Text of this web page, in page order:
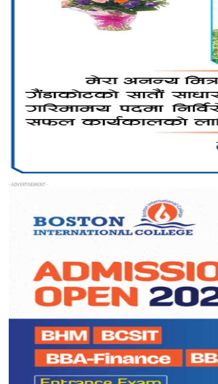
- ADVERTISEMENT -